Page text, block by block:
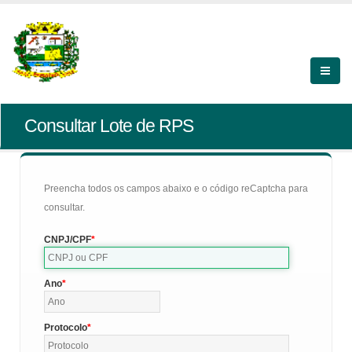
Consultar Lote de RPS
Preencha todos os campos abaixo e o código reCaptcha para
consultar.
CNPJ/CPF
Ano
Protocolo